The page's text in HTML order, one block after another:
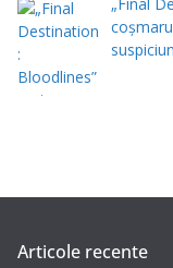
Articole recente